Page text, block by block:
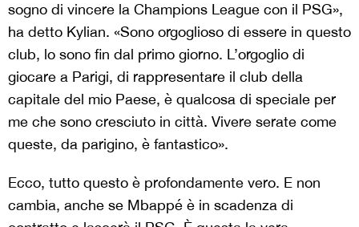
sogno di vincere la Champions League con il PSG»,
ha detto Kylian. «Sono orgoglioso di essere in questo
club, lo sono fin dal primo giorno. L’orgoglio di
giocare a Parigi, di rappresentare il club della
capitale del mio Paese, è qualcosa di speciale per
me che sono cresciuto in città. Vivere serate come
queste, da parigino, è fantastico».
Ecco, tutto questo è profondamente vero. E non
cambia, anche se Mbappé è in scadenza di